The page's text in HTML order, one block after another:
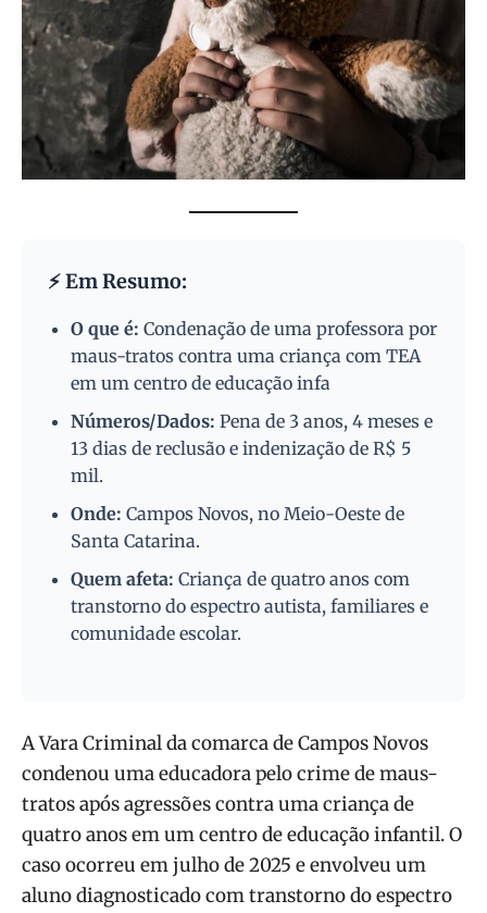
⚡ Em Resumo:
O que é: Condenação de uma professora por
maus-tratos contra uma criança com TEA
em um centro de educação infa
Números/Dados: Pena de 3 anos, 4 meses e
13 dias de reclusão e indenização de R$ 5
mil.
Onde: Campos Novos, no Meio-Oeste de
Santa Catarina.
Quem afeta: Criança de quatro anos com
transtorno do espectro autista, familiares e
comunidade escolar.
A Vara Criminal da comarca de Campos Novos
condenou uma educadora pelo crime de maus-
tratos após agressões contra uma criança de
quatro anos em um centro de educação infantil. O
caso ocorreu em julho de 2025 e envolveu um
aluno diagnosticado com transtorno do espectro